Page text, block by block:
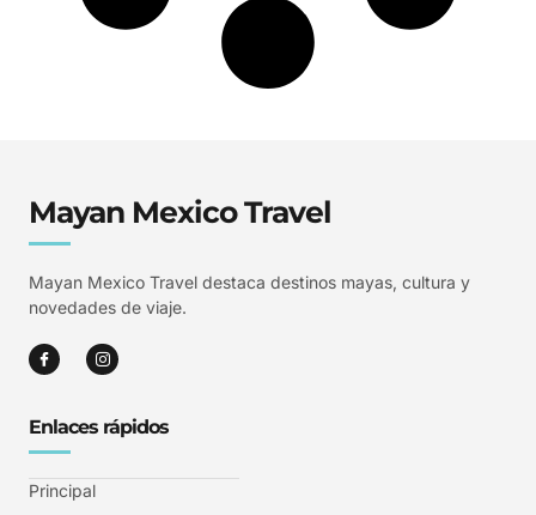
Mayan Mexico Travel
Mayan Mexico Travel destaca destinos mayas, cultura y
novedades de viaje.
Enlaces rápidos
Principal